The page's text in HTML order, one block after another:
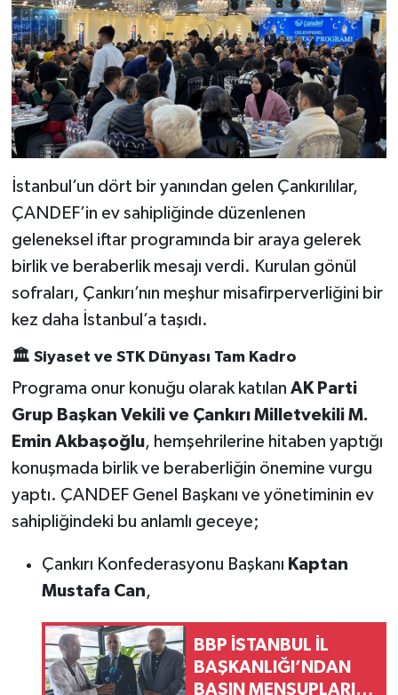
İstanbul’un dört bir yanından gelen Çankırılılar,
ÇANDEF’in ev sahipliğinde düzenlenen
geleneksel iftar programında bir araya gelerek
birlik ve beraberlik mesajı verdi. Kurulan gönül
sofraları, Çankırı’nın meşhur misafirperverliğini bir
kez daha İstanbul’a taşıdı.
🏛️ Siyaset ve STK Dünyası Tam Kadro
Programa onur konuğu olarak katılan AK Parti
Grup Başkan Vekili ve Çankırı Milletvekili M.
Emin Akbaşoğlu, hemşehrilerine hitaben yaptığı
konuşmada birlik ve beraberliğin önemine vurgu
yaptı. ÇANDEF Genel Başkanı ve yönetiminin ev
sahipliğindeki bu anlamlı geceye;
Çankırı Konfederasyonu Başkanı Kaptan
Mustafa Can,
BBP İSTANBUL İL
BAŞKANLIĞI’NDAN
BASIN MENSUPLARI